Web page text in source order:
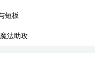
短板
法助攻